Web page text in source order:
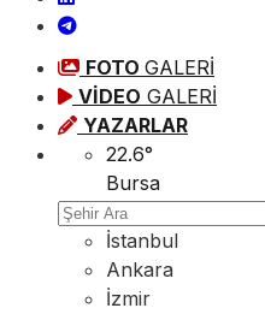
FOTO GALERİ
VİDEO GALERİ
YAZARLAR
22.6°
Bursa
İstanbul
Ankara
İzmir